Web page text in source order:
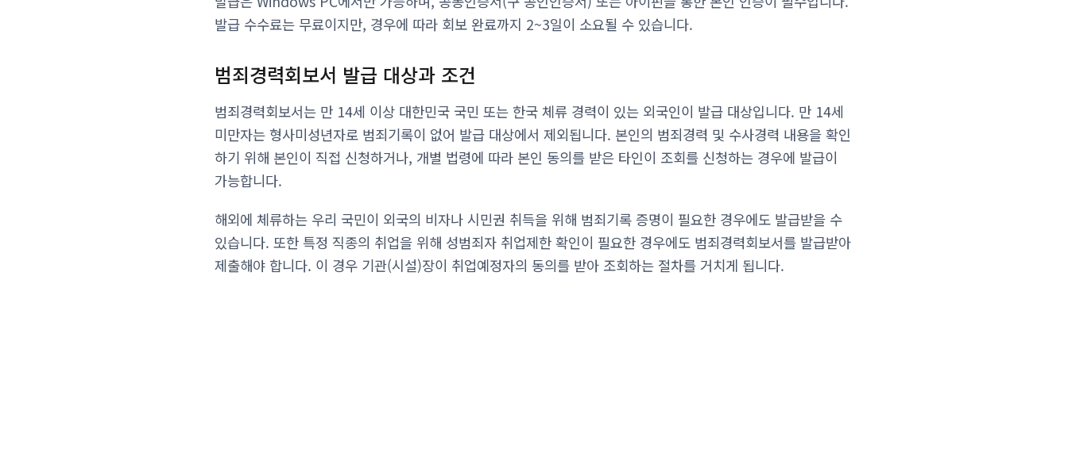
발급 수수료는 무료이지만, 경우에 따라 회보 완료까지 2~3일이 소요될 수 있습니다.
범죄경력회보서 발급 대상과 조건
범죄경력회보서는 만 14세 이상 대한민국 국민 또는 한국 체류 경력이 있는 외국인이 발급 대상입니다. 만 14세
미만자는 형사미성년자로 범죄기록이 없어 발급 대상에서 제외됩니다. 본인의 범죄경력 및 수사경력 내용을 확인
하기 위해 본인이 직접 신청하거나, 개별 법령에 따라 본인 동의를 받은 타인이 조회를 신청하는 경우에 발급이
가능합니다.
해외에 체류하는 우리 국민이 외국의 비자나 시민권 취득을 위해 범죄기록 증명이 필요한 경우에도 발급받을 수
있습니다. 또한 특정 직종의 취업을 위해 성범죄자 취업제한 확인이 필요한 경우에도 범죄경력회보서를 발급받아
제출해야 합니다. 이 경우 기관(시설)장이 취업예정자의 동의를 받아 조회하는 절차를 거치게 됩니다.